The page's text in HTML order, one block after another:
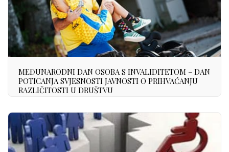
MEĐUNARODNI DAN OSOBA S INVALIDITETOM – DAN
POTICANJA SVJESNOSTI JAVNOSTI O PRIHVAĆANJU
RAZLIČITOSTI U DRUŠTVU